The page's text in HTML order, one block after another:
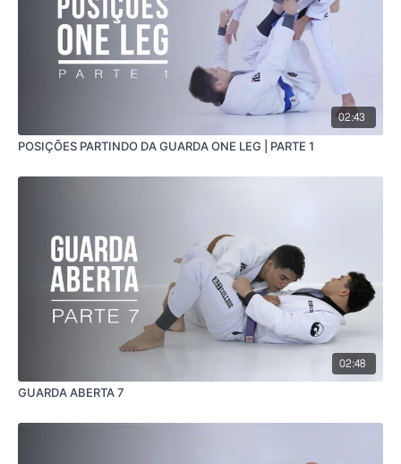
02:43
POSIÇÕES PARTINDO DA GUARDA ONE LEG | PARTE 1
02:48
GUARDA ABERTA 7